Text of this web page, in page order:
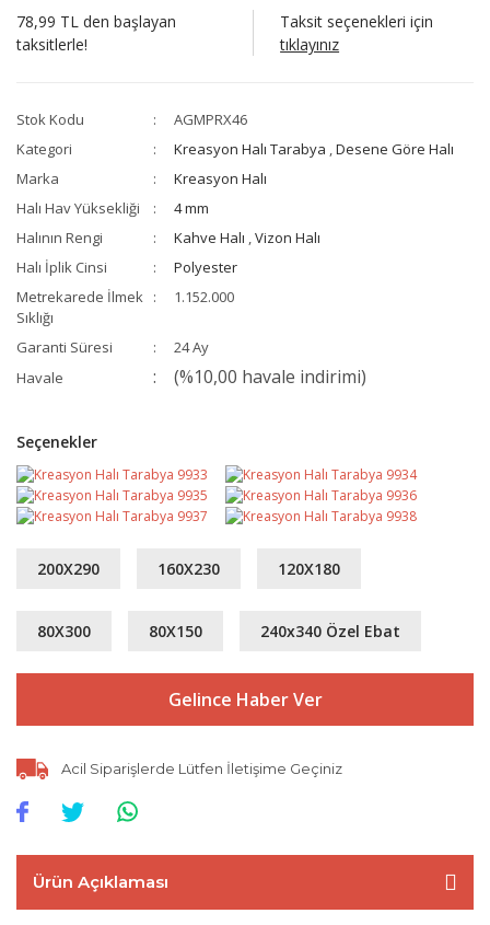
78,99 TL den başlayan
taksitlerle!
Taksit seçenekleri için
tıklayınız
Stok Kodu
AGMPRX46
Kategori
Kreasyon Halı Tarabya ,Desene Göre Halı
Marka
Kreasyon Halı
Halı Hav Yüksekliği
4 mm
Halının Rengi
Kahve Halı ,Vizon Halı
Halı İplik Cinsi
Polyester
Metrekarede İlmek
Sıklığı
1.152.000
Garanti Süresi
24 Ay
Havale
(%10,00 havale indirimi)
Seçenekler
200X290 160X230 120X180
80X300 80X150 240x340 Özel Ebat
Gelince Haber Ver
Acil Siparişlerde Lütfen İletişime Geçiniz
Ürün Açıklaması